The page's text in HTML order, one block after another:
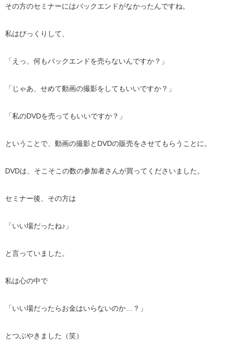
その方のセミナーにはバックエンドがなかったんですね。
私はびっくりして、
「えっ、何もバックエンドを売らないんですか？」
「じゃあ、せめて動画の撮影をしてもいいですか？」
「私のDVDを売ってもいいですか？」
ということで、動画の撮影とDVDの販売をさせてもらうことに。
DVDは、そこそこの数の参加者さんが買ってくださいました。
セミナー後、その方は
「いい場だったね♪」
と言っていました。
私は心の中で
「いい場だったらお金はいらないのか…？」
とつぶやきました（笑）